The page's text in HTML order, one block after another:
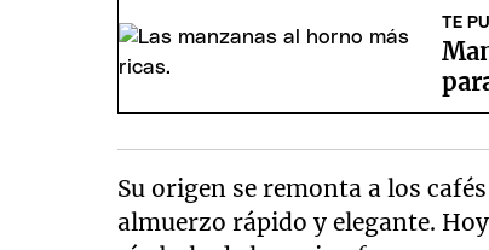
TE
Su origen se remonta a los
almuerzo rápido y elegante.